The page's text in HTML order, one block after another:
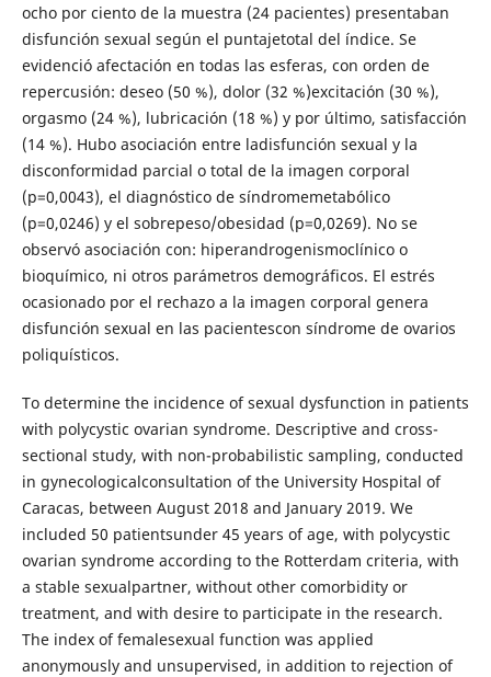
ocho por ciento de la muestra (24 pacientes) presentaban
disfunción sexual según el puntajetotal del índice. Se
evidenció afectación en todas las esferas, con orden de
repercusión: deseo (50 %), dolor (32 %)excitación (30 %),
orgasmo (24 %), lubricación (18 %) y por último, satisfacción
(14 %). Hubo asociación entre ladisfunción sexual y la
disconformidad parcial o total de la imagen corporal
(p=0,0043), el diagnóstico de síndromemetabólico
(p=0,0246) y el sobrepeso/obesidad (p=0,0269). No se
observó asociación con: hiperandrogenismoclínico o
bioquímico, ni otros parámetros demográficos. El estrés
ocasionado por el rechazo a la imagen corporal genera
disfunción sexual en las pacientescon síndrome de ovarios
poliquísticos.
To determine the incidence of sexual dysfunction in patients
with polycystic ovarian syndrome. Descriptive and cross-
sectional study, with non-probabilistic sampling, conducted
in gynecologicalconsultation of the University Hospital of
Caracas, between August 2018 and January 2019. We
included 50 patientsunder 45 years of age, with polycystic
ovarian syndrome according to the Rotterdam criteria, with
a stable sexualpartner, without other comorbidity or
treatment, and with desire to participate in the research.
The index of femalesexual function was applied
anonymously and unsupervised, in addition to rejection of